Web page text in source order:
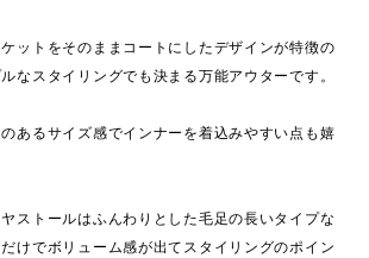
ットをそのままコートにしたデザインが特徴の
なスタイリングでも決まる万能アウターです。
あるサイズ感でインナーを着込みやすい点も嬉
ストールはふんわりとした毛足の長いタイプな
けでボリューム感が出てスタイリングのポイン